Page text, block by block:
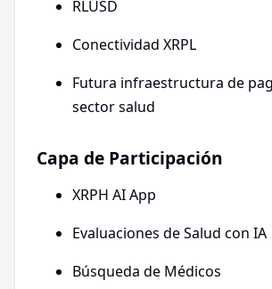
RLUSD
Conectividad XRPL
Futura infraestructura de
sector salud
Capa de Participación
XRPH AI App
Evaluaciones de Salud con IA
Búsqueda de Médicos